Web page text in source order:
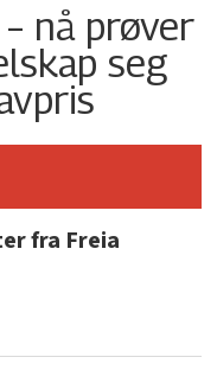
nå prøver
seg
fra Freia